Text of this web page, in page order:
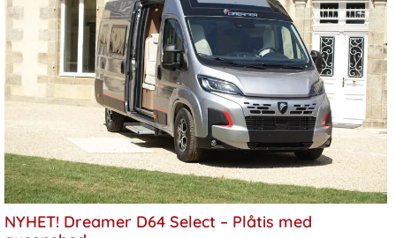
NYHET! Dreamer D64 Select – Plåtis med